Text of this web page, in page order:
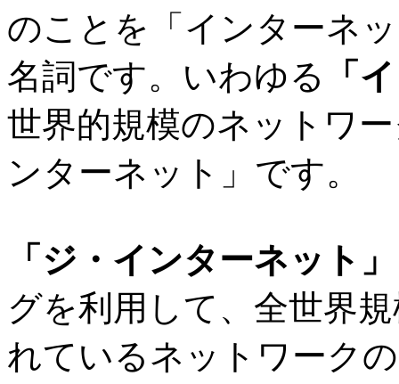
のことを「インターネ
名詞です。いわゆる
「
世界的規模のネットワ
ンターネット」です。
「ジ・インターネット」
グを利用して、全世界
れているネットワーク